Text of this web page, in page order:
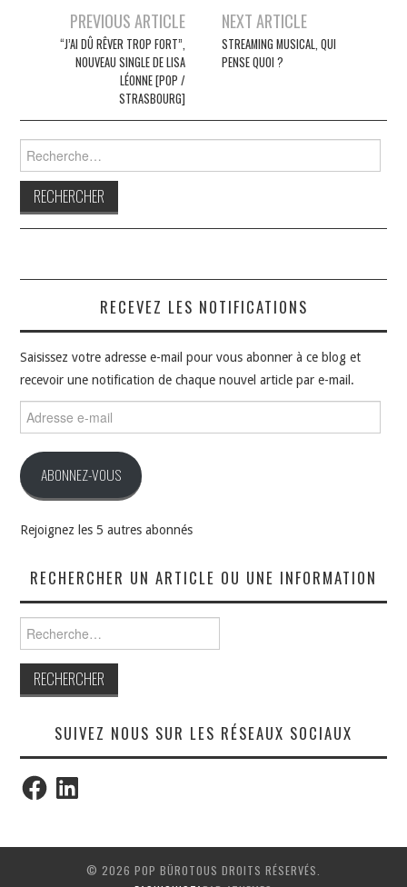
NavigationPREVIOUS ARTICLE
“J’AI DÛ RÊVER TROP FORT”,
NOUVEAU SINGLE DE LISA
LÉONNE [POP /
STRASBOURG]
NEXT ARTICLE
STREAMING MUSICAL, QUI
PENSE QUOI ?
RECEVEZ LES NOTIFICATIONS
Saisissez votre adresse e-mail pour vous abonner à ce blog et
recevoir une notification de chaque nouvel article par e-mail.
e-
ABONNEZ-VOUS
Rejoignez les 5 autres abonnés
RECHERCHER UN ARTICLE OU UNE INFORMATION
SUIVEZ NOUS SUR LES RÉSEAUX SOCIAUX
FacebookLinkedIn
© 2026 POP BÜROTOUS DROITS RÉSERVÉS.